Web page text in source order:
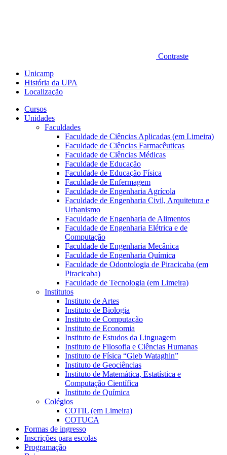
Contraste
Unicamp
História da UPA
Localização
Cursos
Unidades
Faculdades
Faculdade de Ciências Aplicadas (em Limeira)
Faculdade de Ciências Farmacêuticas
Faculdade de Ciências Médicas
Faculdade de Educação
Faculdade de Educação Física
Faculdade de Enfermagem
Faculdade de Engenharia Agrícola
Faculdade de Engenharia Civil, Arquitetura e
Urbanismo
Faculdade de Engenharia de Alimentos
Faculdade de Engenharia Elétrica e de
Computação
Faculdade de Engenharia Mecânica
Faculdade de Engenharia Química
Faculdade de Odontologia de Piracicaba (em
Piracicaba)
Faculdade de Tecnologia (em Limeira)
Institutos
Instituto de Artes
Instituto de Biologia
Instituto de Computação
Instituto de Economia
Instituto de Estudos da Linguagem
Instituto de Filosofia e Ciências Humanas
Instituto de Física “Gleb Wataghin”
Instituto de Geociências
Instituto de Matemática, Estatística e
Computação Científica
Instituto de Química
Colégios
COTIL (em Limeira)
COTUCA
Formas de ingresso
Inscrições para escolas
Programação